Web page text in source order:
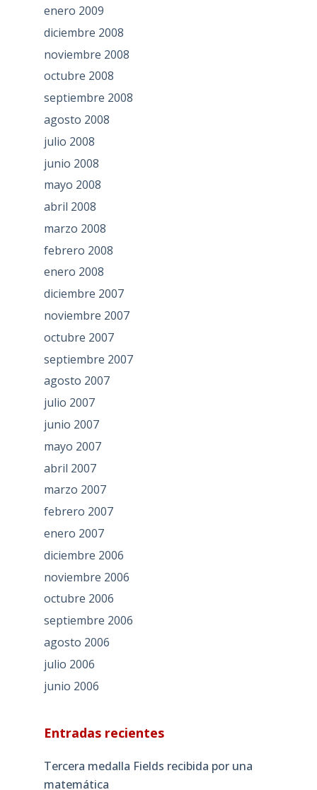
enero 2009
diciembre 2008
noviembre 2008
octubre 2008
septiembre 2008
agosto 2008
julio 2008
junio 2008
mayo 2008
abril 2008
marzo 2008
febrero 2008
enero 2008
diciembre 2007
noviembre 2007
octubre 2007
septiembre 2007
agosto 2007
julio 2007
junio 2007
mayo 2007
abril 2007
marzo 2007
febrero 2007
enero 2007
diciembre 2006
noviembre 2006
octubre 2006
septiembre 2006
agosto 2006
julio 2006
junio 2006
Entradas recientes
Tercera medalla Fields recibida por una
matemática